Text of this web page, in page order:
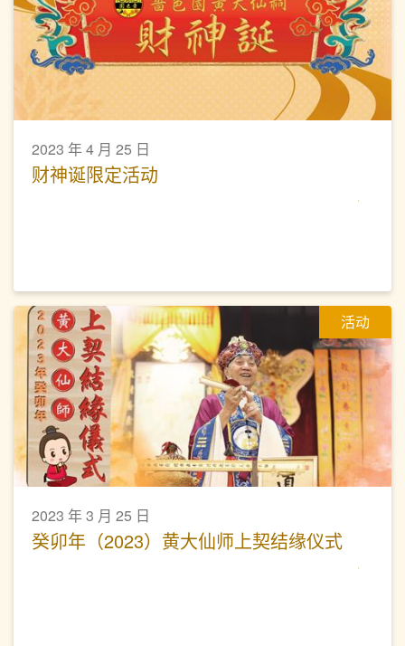
2023 年 4 月 25 日
财神诞限定活动
活动
2023 年 3 月 25 日
癸卯年（2023）黄大仙师上契结缘仪式